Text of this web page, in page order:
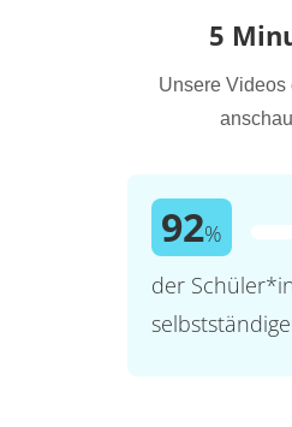
5
Unsere Videos
92%
der